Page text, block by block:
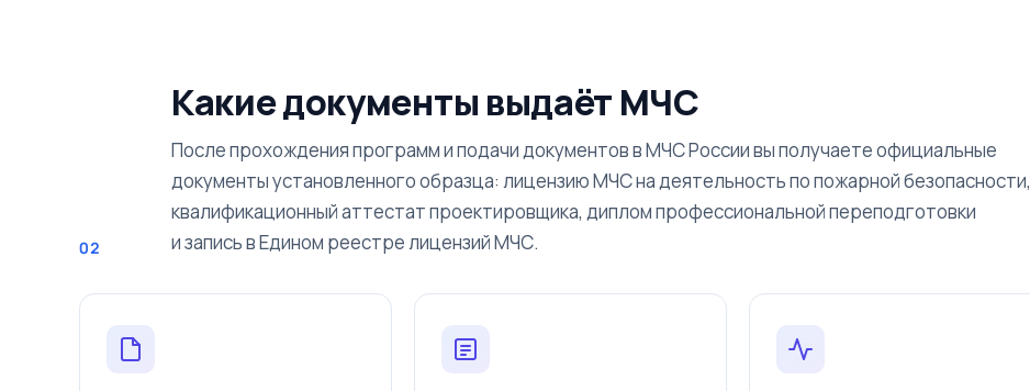
02
Какие документы выдаёт МЧС
После прохождения программ и подачи документов в МЧС России вы получаете официальные
документы установленного образца: лицензию МЧС на деятельность по пожарной безопасности,
квалификационный аттестат проектировщика, диплом профессиональной переподготовки
и запись в Едином реестре лицензий МЧС.